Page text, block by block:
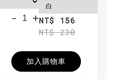
- +NT$ 156
NT$ 230
加入購物車